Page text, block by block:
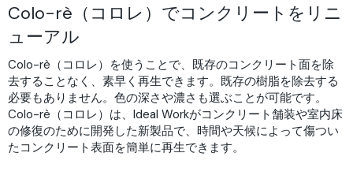
Colo-rè（コロレ）でコンクリートをリニ
ューアル
Colo-rè（コロレ）を使うことで、既存のコンクリート面を除
去することなく、素早く再生できます。既存の樹脂を除去する
必要もありません。色の深さや濃さも選ぶことが可能です。
Colo-rè（コロレ）は、Ideal Workがコンクリート舗装や室内床
の修復のために開発した新製品で、時間や天候によって傷つい
たコンクリート表面を簡単に再生できます。